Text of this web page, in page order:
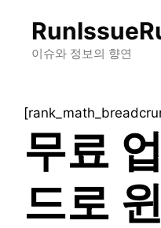
이슈와 정보의 향연
무료
드로